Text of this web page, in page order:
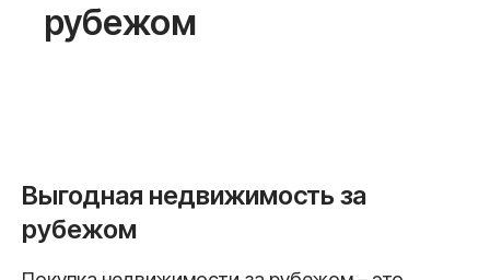
рубежом
Выгодная недвижимость за
рубежом